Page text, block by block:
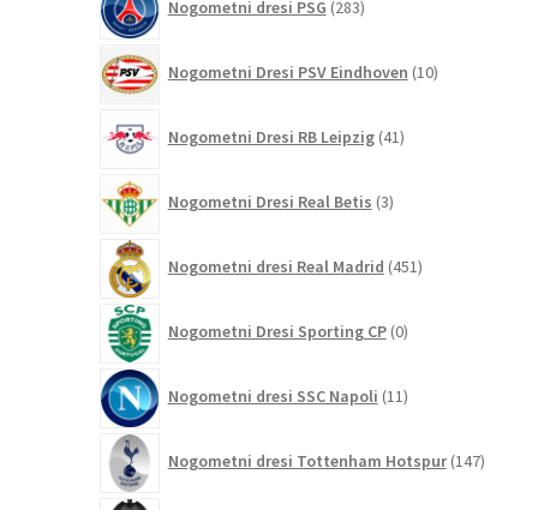
Nogometni dresi PSG 283izdelkov
Nogometni Dresi PSV Eindhoven 10izdelkov
Nogometni Dresi RB Leipzig 41izdelkov
Nogometni Dresi Real Betis 3izdelki
Nogometni dresi Real Madrid 451izdelkov
Nogometni Dresi Sporting CP 0izdelkov
Nogometni dresi SSC Napoli 11izdelkov
Nogometni dresi Tottenham Hotspur 147